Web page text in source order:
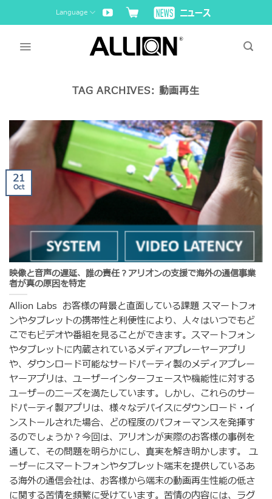
to
Language
TAG ARCHIVES: 動画再生
映像と音声の遅延、誰の責任？アリオンの支援で海外の通信事業
者が真の原因を特定
Allion Labs お客様の背景と直面している課題 スマートフォ
ンやタブレットの携帯性と利便性により、人々はいつでもど
こでもビデオや番組を見ることができます。スマートフォン
やタブレットに内蔵されているメディアプレーヤーアプリ
や、ダウンロード可能なサードパーティ製のメディアプレー
ヤーアプリは、ユーザーインターフェースや機能性に対する
ユーザーのニーズを満たしています。しかし、これらのサー
ドパーティ製アプリは、様々なデバイスにダウンロード・イ
ンストールされた場合、どの程度のパフォーマンスを発揮す
るのでしょうか？今回は、アリオンが実際のお客様の事例を
通して、その問題を明らかにし、真実を解き明かします。 ユ
ーザーにスマートフォンやタブレット端末を提供しているあ
る海外の通信会社は、お客様から端末の動画再生性能の低さ
に関する苦情を頻繁に受けています。苦情の内容には、ラグ
21
Oct